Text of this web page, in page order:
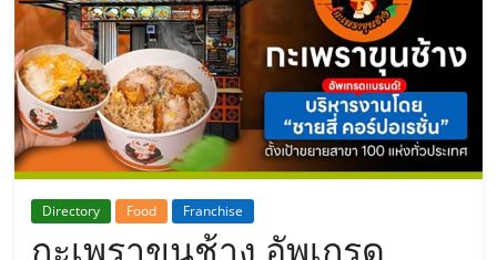
ประเทศไทย,
ThaiSMEsCenter,
รวม
ธุรกิจ
Directory Food Franchise
กะเพราขุนช้าง อัพเกรด